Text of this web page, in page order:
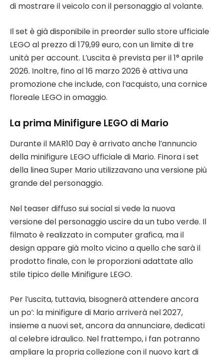
di mostrare il veicolo con il personaggio al volante.
Il set è già disponibile in preorder sullo store ufficiale
LEGO al prezzo di 179,99 euro, con un limite di tre
unità per account. L’uscita è prevista per il 1° aprile
2026. Inoltre, fino al 16 marzo 2026 è attiva una
promozione che include, con l’acquisto, una cornice
floreale LEGO in omaggio.
La prima Minifigure LEGO di Mario
Durante il MAR10 Day è arrivato anche l’annuncio
della minifigure LEGO ufficiale di Mario. Finora i set
della linea Super Mario utilizzavano una versione più
grande del personaggio.
Nel teaser diffuso sui social si vede la nuova
versione del personaggio uscire da un tubo verde. Il
filmato è realizzato in computer grafica, ma il
design appare già molto vicino a quello che sarà il
prodotto finale, con le proporzioni adattate allo
stile tipico delle Minifigure LEGO.
Per l’uscita, tuttavia, bisognerà attendere ancora
un po’: la minifigure di Mario arriverà nel 2027,
insieme a nuovi set, ancora da annunciare, dedicati
al celebre idraulico. Nel frattempo, i fan potranno
ampliare la propria collezione con il nuovo kart di